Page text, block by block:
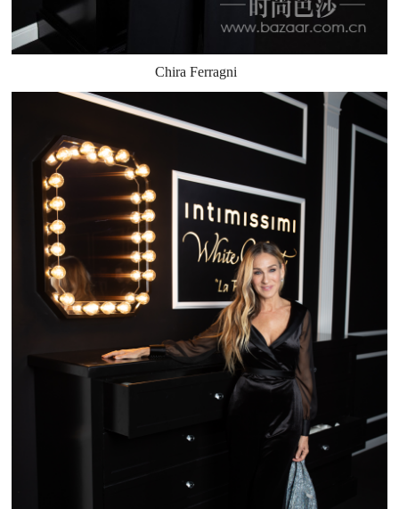
Chira Ferragni